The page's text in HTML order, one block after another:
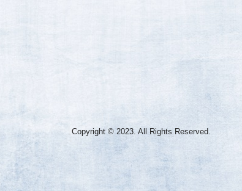
Copyright © 2023. All Rights Reserved.